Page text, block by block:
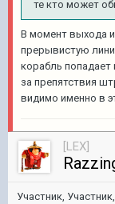
те кто может
В момент выхода
прерывистую
корабль попадает
за препятствия
видимо именно в
[LEX]
Участник,